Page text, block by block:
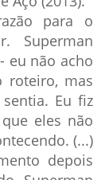
para o
Superman
eu não acho
roteiro, mas
Eu fiz
eles não
(...)
depois